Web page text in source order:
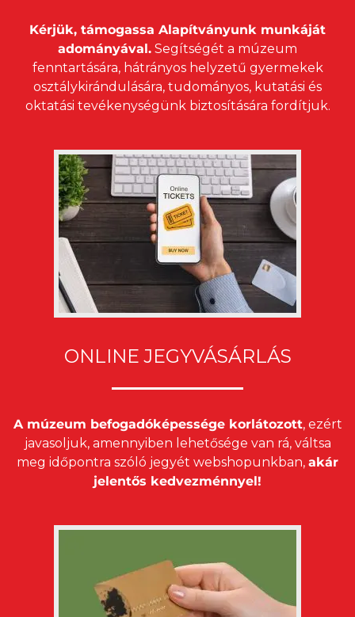
Kérjük, támogassa Alapítványunk munkáját
adományával. Segítségét a múzeum
fenntartására, hátrányos helyzetű gyermekek
osztálykirándulására, tudományos, kutatási és
oktatási tevékenységünk biztosítására fordítjuk.
ONLINE JEGYVÁSÁRLÁS
A múzeum befogadóképessége korlátozott, ezért
javasoljuk, amennyiben lehetősége van rá, váltsa
meg időpontra szóló jegyét webshopunkban, akár
jelentős kedvezménnyel!